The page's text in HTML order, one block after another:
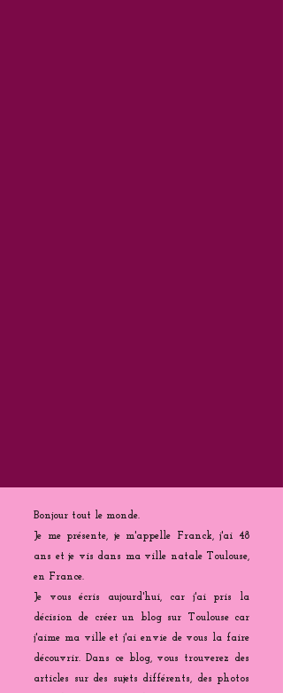
Bonjour tout le monde.
Je me présente, je m'appelle Franck, j'ai 48
ans et je vis dans ma ville natale Toulouse,
en France.
Je vous écris aujourd'hui, car j'ai pris la
décision de créer un blog sur Toulouse car
j'aime ma ville et j'ai envie de vous la faire
découvrir. Dans ce blog, vous trouverez des
articles sur des sujets différents, des photos